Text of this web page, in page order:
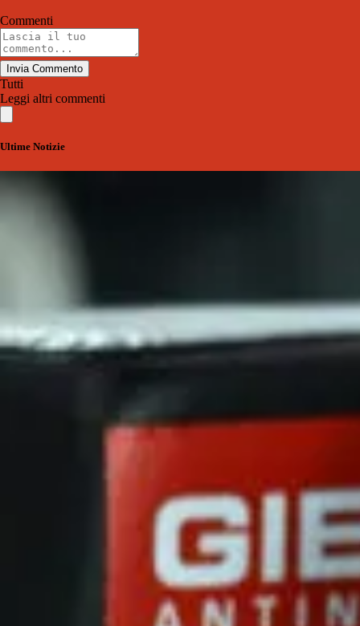
Commenti
Invia Commento
Tutti
Leggi altri commenti
Ultime Notizie